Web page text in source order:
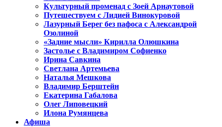
Культурный променад с Зоей Арнаутовой
Путешествуем с Лидией Винокуровой
Лазурный Берег без пафоса с Александрой
Озолиной
«Задние мысли» Кирилла Олюшкина
Застолье с Владимиром Софиенко
Ирина Савкина
Светлана Артемьева
Наталья Мешкова
Владимир Берштейн
Екатерина Габалова
Олег Липовецкий
Илона Румянцева
Афиша